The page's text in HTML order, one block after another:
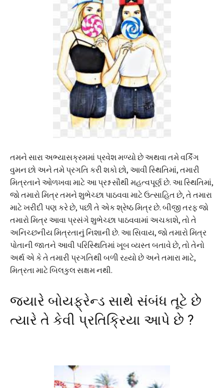
તમને સારા અભ્યાસક્રમમાં પ્રવેશ મળ્યો છે અથવા તમે વર્કિંગ
વુમન છો અને તમે પ્રગતિ કરી શકો છો, આવી સ્થિતિમાં, તમારી
મિત્રતાને ઓળખવા માટે આ પ્રશ્ન સૌથી મહત્વપૂર્ણ છે. આ સ્થિતિમાં,
જો તમારો મિત્ર તમને શુભેચ્છા પાઠવવા માટે ઉત્સાહિત છે, તે તમારા
માટે ખરીદી પણ કરે છે, પછી તે એક શ્રેષ્ઠ મિત્ર છે. બીજી તરફ જો
તમારો મિત્ર આવા પ્રસંગે શુભેચ્છા પાઠવવામાં અચકાશે, તો તે
અનિચ્છનીય મિત્રતાનું નિશાની છે. આ સિવાય, જો તમારો મિત્ર
પોતાની જાતને આવી પરિસ્થિતિમાં ખૂબ વ્યસ્ત બતાવે છે, તો તેનો
અર્થ એ કે તે તમારી પ્રગતિથી બળી રહ્યો છે અને તમારા માટે,
મિત્રતા માટે બિલકુલ સક્ષમ નથી.
જ્યારે બોયફ્રેન્ડ સાથે સંબંધ તૂટે છે
ત્યારે તે કેવી પ્રતિક્રિયા આપે છે ?